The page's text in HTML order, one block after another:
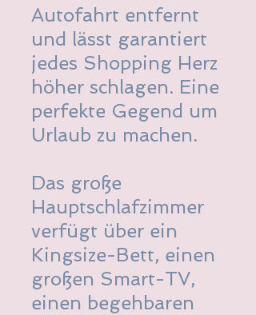
Autofahrt entfernt
und lässt garantiert
jedes Shopping Herz
höher schlagen. Eine
perfekte Gegend um
Urlaub zu machen.
Das große
Hauptschlafzimmer
verfügt über ein
Kingsize-Bett, einen
großen Smart-TV,
einen begehbaren